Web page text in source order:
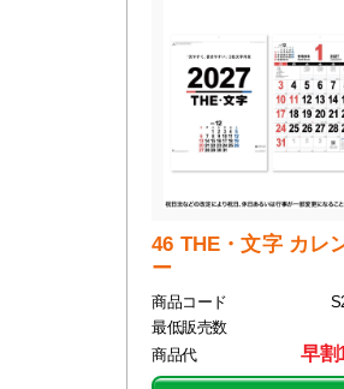
46 THE・文字 カレ
ー
商品コード
最低販売数
商品代
早割